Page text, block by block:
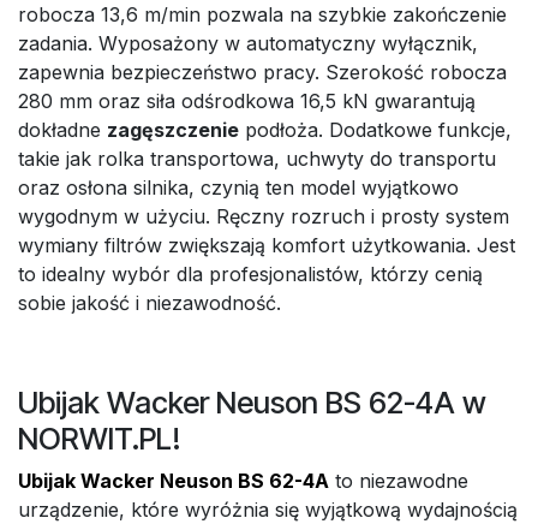
robocza 13,6 m/min pozwala na szybkie zakończenie
zadania. Wyposażony w automatyczny wyłącznik,
zapewnia bezpieczeństwo pracy. Szerokość robocza
280 mm oraz siła odśrodkowa 16,5 kN gwarantują
dokładne zagęszczenie podłoża. Dodatkowe funkcje,
takie jak rolka transportowa, uchwyty do transportu
oraz osłona silnika, czynią ten model wyjątkowo
wygodnym w użyciu. Ręczny rozruch i prosty system
wymiany filtrów zwiększają komfort użytkowania. Jest
to idealny wybór dla profesjonalistów, którzy cenią
sobie jakość i niezawodność.
Ubijak Wacker Neuson BS 62-4A w
NORWIT.PL!
Ubijak Wacker Neuson BS 62-4A to niezawodne
urządzenie, które wyróżnia się wyjątkową wydajnością